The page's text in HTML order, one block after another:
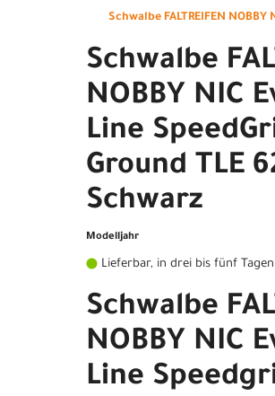
Schwalbe FALTREIFEN
Schwalbe
NOBBY NIC
Line
Ground TLE
Schwarz
Modelljahr
Lieferbar, in drei bis fünf Tagen
Schwalbe
NOBBY NIC
Line